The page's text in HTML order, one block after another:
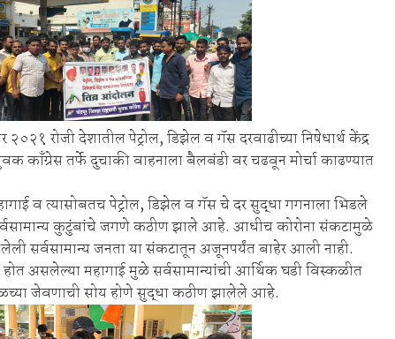
जिल्हास्तरीय कनिष्ठ गट अथलेटिक्स स्पर्धा 2026.
गर्भपात प्रकरणातील बोगस डॉ. विश्वास याचे वर गुन्हा दाखल.
रोजी देशातील पेट्रोल, डिझेल व गॅस दरवाढीच्या निषेधार्थ केंद्र
युवक काँग्रेस तर्फे दुचाकी वाहनाला बैलबंडी वर चढवून मोर्चा काढण्यात
व त्यासोबतच पेट्रोल, डिझेल व गॅस चे दर सुद्धा गगनाला भिडले
कुटुंबांचे जगणे कठीण झाले आहे. आधीच कोरोना संकटामुळे
सर्वसामान्य जनता या संकटातून अजूनपर्यंत बाहेर आली नाही.
असलेल्या महागाई मुळे सर्वसामान्यांची आर्थिक घडी विस्कळीत
जेवणाची सोय होणे सुद्धा कठीण झालेले आहे.